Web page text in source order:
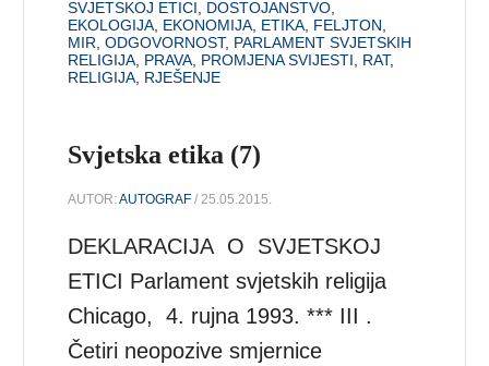
SVJETSKOJ ETICI
DOSTOJANSTVO
EKOLOGIJA EKONOMIJA ETIKA FELJTON
MIR ,ODGOVORNOST, PARLAMENT SVJETSKIH
RELIGIJA PRAVA PROMJENA SVIJESTI RAT,
RELIGIJA RJEŠENJE
Svjetska etika (7)
AUTOR:AUTOGRAF / 25.05.2015.
DEKLARACIJA O SVJETSKOJ
ETICI Parlament svjetskih religija
Chicago, 4. rujna 1993. *** III .
Četiri neopozive smjernice